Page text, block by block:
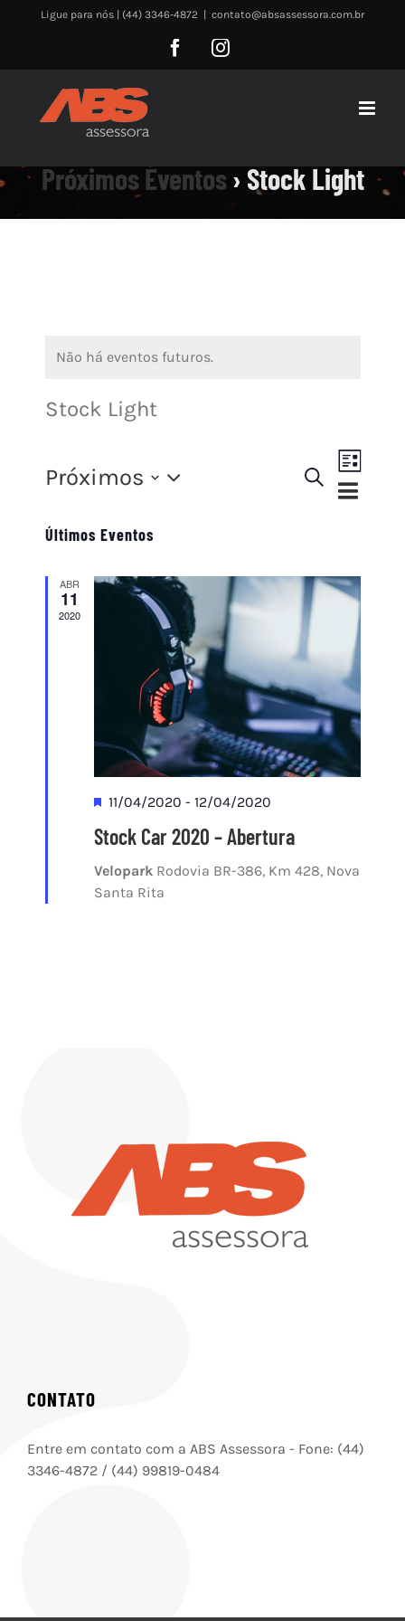
Ligue para nós | (44) 3346-4872 contato@absassessora.com.br
FacebookInstagram
Próximos Eventos› Stock Light
Não há eventos futuros.
Stock Light
Pesquisa
de
visuais
de
Eventos
Procurar
eventos
do
Lista
Próximos
a
data.
Últimos Eventos
ABR
11
2020
Destacado
11/04/2020 - 12/04/2020
Stock Car 2020 – Abertura
Velopark Rodovia BR-386, Km 428, Nova
Santa Rita
CONTATO
Entre em contato com a ABS Assessora - Fone: (44)
3346-4872 / (44) 99819-0484